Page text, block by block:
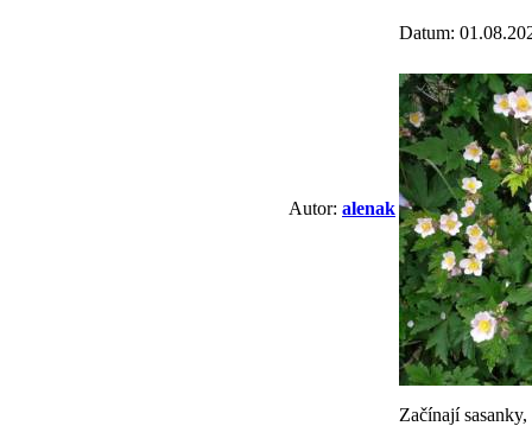
Autor: alenak
Datum:
Začínají